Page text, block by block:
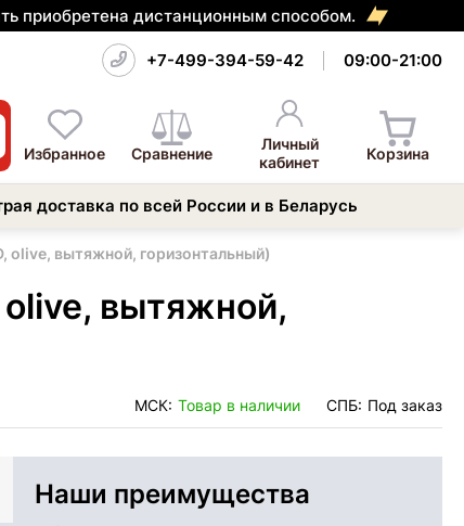
приобретена дистанционным способом.
+7-499-394-59-42 09:00-21:00
Избранное Сравнение
Личный
кабинет
Корзина
доставка по всей России и в Беларусь
olive, вытяжной, горизонтальный)
вытяжной,
МСК: Товар в наличии СПБ: Под заказ
Наши преимущества